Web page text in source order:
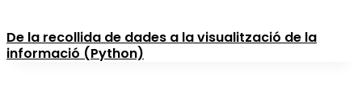
De la recollida de dades a la visualització de la
informació (Python)